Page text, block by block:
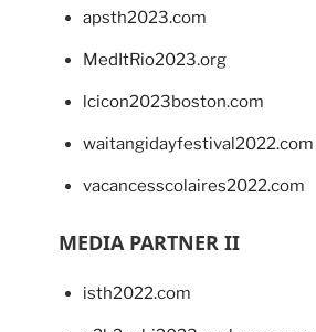
apsth2023.com
MedItRio2023.org
lcicon2023boston.com
waitangidayfestival2022.com
vacancesscolaires2022.com
MEDIA PARTNER II
isth2022.com